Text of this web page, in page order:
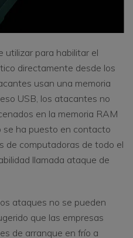
utilizar para habilitar el
directamente desde los
usan una memoria
USB, los atacantes no
en la memoria RAM
se ha puesto en contacto
de computadoras de todo el
llamada ataque de
ataques no se pueden
que las empresas
de arranque en frío a